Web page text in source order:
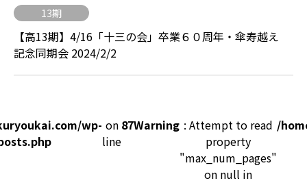
13期
【高13期】4/16「十三の会」卒業６０周年・傘寿越え
記念同期会 2024/2/2
wp- on
line
87Warning : Attempt to read
property
"max_num_pages"
on null in
/